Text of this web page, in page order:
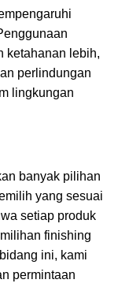
ketahanan lebih,
perlindungan
lingkungan
banyak pilihan
yang sesuai
setiap produk
finishing
ini, kami
permintaan